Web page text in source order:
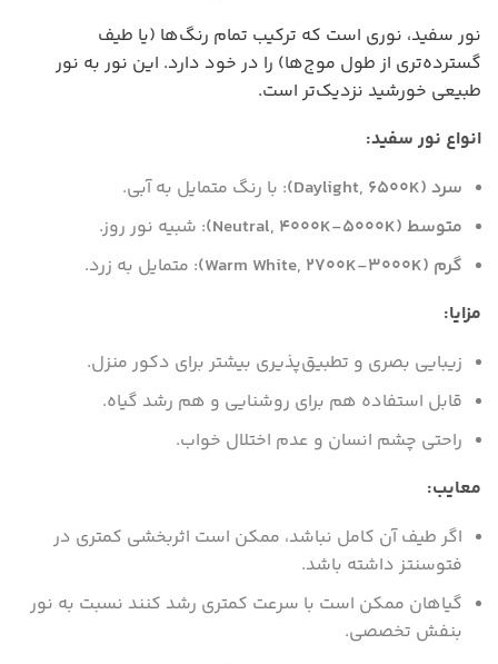
نور سفید، نوری است که ترکیب تمام رنگ‌ها (یا طیف
گسترده‌تری از طول موج‌ها) را در خود دارد. این نور به نور
طبیعی خورشید نزدیک‌تر است.
انواع نور سفید:
سرد (Daylight, ۶۵۰۰K)
: با رنگ متمایل به آبی.
متوسط (Neutral, ۴۰۰۰K-۵۰۰۰K)
: شبیه نور روز.
گرم (Warm White, ۲۷۰۰K-۳۰۰۰K)
: متمایل به زرد.
مزایا:
زیبایی بصری و تطبیق‌پذیری بیشتر برای دکور منزل.
قابل استفاده هم برای روشنایی و هم رشد گیاه.
راحتی چشم انسان و عدم اختلال خواب.
معایب:
اگر طیف آن کامل نباشد، ممکن است اثربخشی کمتری در
فتوسنتز داشته باشد.
گیاهان ممکن است با سرعت کمتری رشد کنند نسبت به نور
بنفش تخصصی.